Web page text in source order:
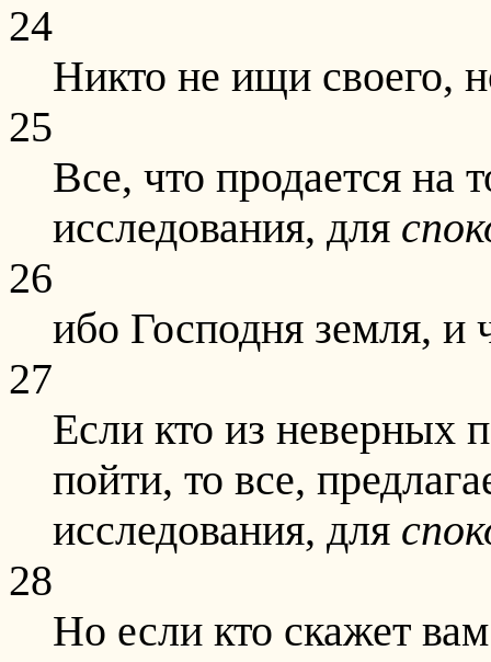
24
Никто не ищи своего,
25
Все, что продается на
исследования, для
26
ибо Господня земля, и
27
Если кто из неверных
пойти, то все,
исследования, для
28
Но если кто скажет